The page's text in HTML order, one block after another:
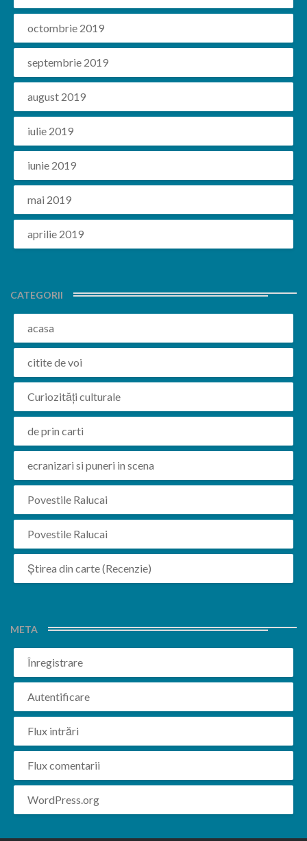
octombrie 2019
septembrie 2019
august 2019
iulie 2019
iunie 2019
mai 2019
aprilie 2019
CATEGORII
acasa
citite de voi
Curiozități culturale
de prin carti
ecranizari si puneri in scena
Povestile Ralucai
Povestile Ralucai
Știrea din carte (Recenzie)
META
Înregistrare
Autentificare
Flux intrări
Flux comentarii
WordPress.org